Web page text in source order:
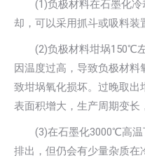
(1)负极材料在石墨化冷
却，可以采用抓斗或吸料装
(2)负极材料坩埚150℃左
因温度过高，导致负极材
致坩埚氧化损坏。过晚取出
表面积增大，生产周期变长
(3)在石墨化3000℃高温
排出，但仍会有少量杂质在